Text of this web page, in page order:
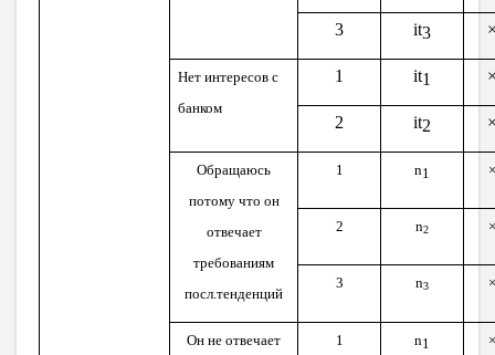
3 it3
Нет интересов с
банком
1 it1
2 it2
Обращаюсь
потому что он
отвечает
требованиям
посл.тенденций
1 n1
2 n2
3 n3
Он не отвечает
1 n1